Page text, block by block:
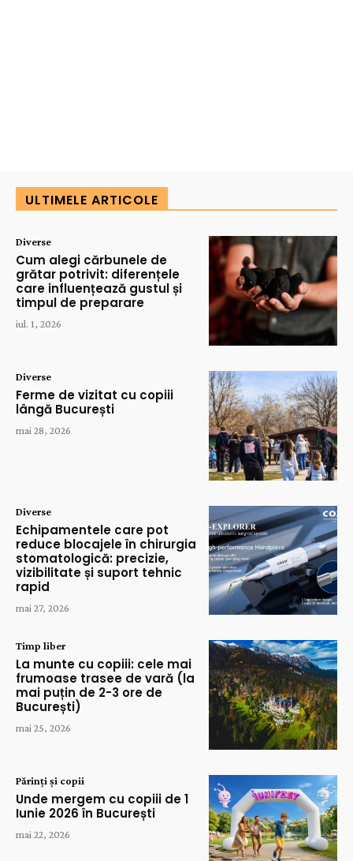
ULTIMELE ARTICOLE
Diverse
Cum alegi cărbunele de
grătar potrivit: diferențele
care influențează gustul și
timpul de preparare
iul. 1, 2026
Diverse
Ferme de vizitat cu copiii
lângă București
mai 28, 2026
Diverse
Echipamentele care pot
reduce blocajele în chirurgia
stomatologică: precizie,
vizibilitate și suport tehnic
rapid
mai 27, 2026
Timp liber
La munte cu copiii: cele mai
frumoase trasee de vară (la
mai puțin de 2-3 ore de
București)
mai 25, 2026
Părinți și copii
Unde mergem cu copiii de 1
Iunie 2026 în București
mai 22, 2026